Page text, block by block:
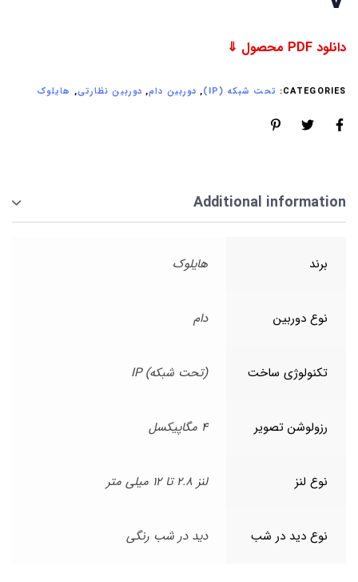
دانلود PDF محصول ⇓
CATEGORIES: تحت شبکه (IP) , دوربین دام, دوربین نظارتی, هایلوک
Additional information
برند هایلوک
نوع دوربین دام
تکنولوژی ساخت (تحت شبکه) IP
رزولوشن تصویر 4 مگاپیکسل
نوع لنز لنز 2.8 تا 12 میلی متر
نوع دید در شب دید در شب رنگی